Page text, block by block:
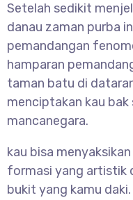
Setelah sedikit
danau zaman purba
pemandangan
hamparan
taman batu di
menciptakan kau
mancanegara.
kau bisa
formasi yang artistik
bukit yang kamu